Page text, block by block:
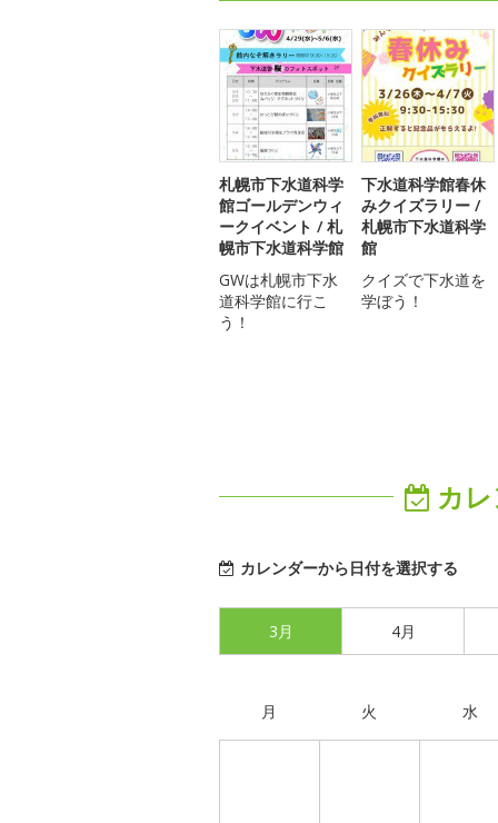
札幌市下水道科学
館ゴールデンウィ
ークイベント / 札
幌市下水道科学館
GWは札幌市下水
道科学館に行こ
う！
下水道科学館春休
みクイズラリー /
札幌市下水道科学
館
クイズで下水道を
学ぼう！
カ
カレンダーから日付を選択する
3月 4月
月 火 水